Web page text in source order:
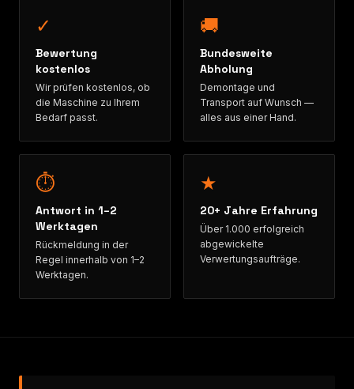
✓
Bewertung
kostenlos
Wir prüfen kostenlos, ob
die Maschine zu Ihrem
Bedarf passt.
🚚
Bundesweite
Abholung
Demontage und
Transport auf Wunsch —
alles aus einer Hand.
⏱
Antwort in 1–2
Werktagen
Rückmeldung in der
Regel innerhalb von 1–2
Werktagen.
★
20+ Jahre Erfahrung
Über 1.000 erfolgreich
abgewickelte
Verwertungsaufträge.